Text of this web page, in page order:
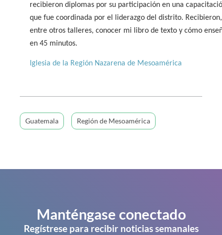
recibieron diplomas por su participación en una
que fue coordinada por el liderazgo del distrito. Recibieron,
entre otros talleres, conocer mi libro de texto y cómo
en 45 minutos.
Iglesia de la Región Nazarena de Mesoamérica
Guatemala Región de Mesoamérica
Manténgase conectado
Regístrese para recibir noticias semanales